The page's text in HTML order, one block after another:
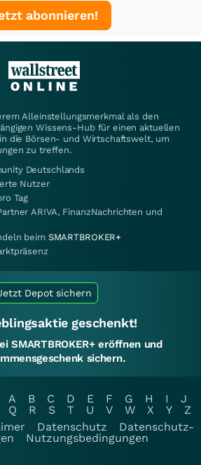
abonnieren!
Alleinstellungsmerkmal als den
Wissens-Hub für einen aktuellen
die Börsen- und Wirtschaftswelt, um
zu treffen.
Deutschlands
Nutzer
Tag
ARIVA, FinanzNachrichten und
beim SMARTBROKER+
Depot sichern
geschenkt!
SMARTBROKER+ eröffnen und
sichern.
A B C D E F G H I
J
Q R S T U V W X Y
Z
Datenschutz
Datenschutz-
Nutzungsbedingungen